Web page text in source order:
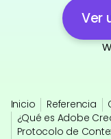
Ver
Inicio Referencia
¿Qué es Adobe
Protocolo de